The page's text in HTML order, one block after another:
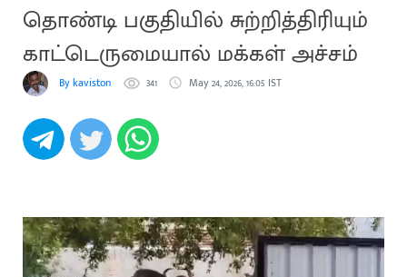
தொண்டி பகுதியில் சுற்றித்திரியும்
காட்டெருமையால் மக்கள் அச்சம்
By kaviston 341 May 24, 2026, 16:05 IST